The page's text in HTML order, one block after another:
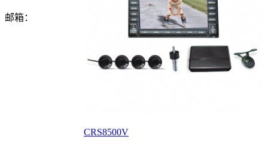
CRS8500V
邮箱：